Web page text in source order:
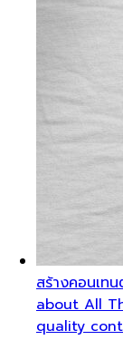
สร้างคอนเท
about All
quality